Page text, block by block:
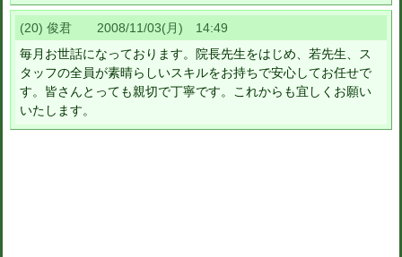
(20) 俊君 2008/11/03(月) 14:49
毎月お世話になっております。院長先生をはじめ、若先生、ス
タッフの全員が素晴らしいスキルをお持ちで安心してお任せで
す。皆さんとっても親切で丁寧です。これからも宜しくお願い
いたします。